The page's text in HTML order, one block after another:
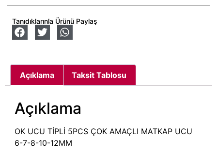
Tanıdıklarınla Ürünü Paylaş
Açıklama Taksit Tablosu
Açıklama
OK UCU TİPLİ 5PCS ÇOK AMAÇLI MATKAP UCU
6-7-8-10-12MM